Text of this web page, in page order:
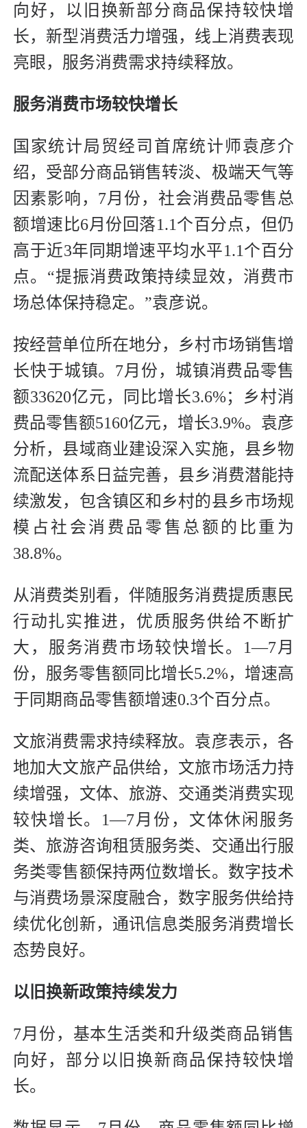
向好，以旧换新部分商品保持较快增
长，新型消费活力增强，线上消费表现
亮眼，服务消费需求持续释放。
服务消费市场较快增长
国家统计局贸经司首席统计师袁彦介
绍，受部分商品销售转淡、极端天气等
因素影响，7月份，社会消费品零售总
额增速比6月份回落1.1个百分点，但仍
高于近3年同期增速平均水平1.1个百分
点。“提振消费政策持续显效，消费市
场总体保持稳定。”袁彦说。
按经营单位所在地分，乡村市场销售增
长快于城镇。7月份，城镇消费品零售
额33620亿元，同比增长3.6%；乡村消
费品零售额5160亿元，增长3.9%。袁彦
分析，县域商业建设深入实施，县乡物
流配送体系日益完善，县乡消费潜能持
续激发，包含镇区和乡村的县乡市场规
模占社会消费品零售总额的比重为
38.8%。
从消费类别看，伴随服务消费提质惠民
行动扎实推进，优质服务供给不断扩
大，服务消费市场较快增长。1—7月
份，服务零售额同比增长5.2%，增速高
于同期商品零售额增速0.3个百分点。
文旅消费需求持续释放。袁彦表示，各
地加大文旅产品供给，文旅市场活力持
续增强，文体、旅游、交通类消费实现
较快增长。1—7月份，文体休闲服务
类、旅游咨询租赁服务类、交通出行服
务类零售额保持两位数增长。数字技术
与消费场景深度融合，数字服务供给持
续优化创新，通讯信息类服务消费增长
态势良好。
以旧换新政策持续发力
7月份，基本生活类和升级类商品销售
向好，部分以旧换新商品保持较快增
长。